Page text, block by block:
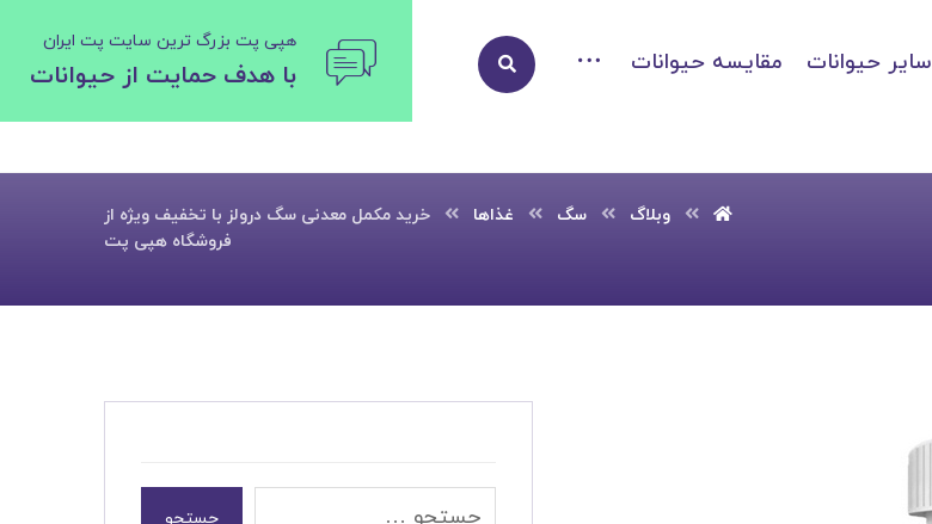
هپی پت بزرگ ترین سایت پت ایران
با هدف حمایت از حیوانات سایر حیوانات مقایسه حیوانات
وبلاگ سگ غذاها
خرید مکمل معدنی سگ درولز با تخفیف ویژه از
فروشگاه هپی پت
جستجو